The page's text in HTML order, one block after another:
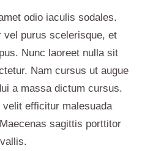
odio iaculis sodales.
vel purus scelerisque, et
Nunc laoreet nulla sit
Nam cursus ut augue
a massa dictum cursus.
efficitur malesuada
sagittis porttitor